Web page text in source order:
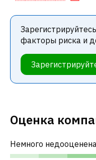
факторы риска и
Оценка
Немного недооценена